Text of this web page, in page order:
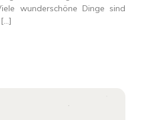
wunderschöne Dinge sind